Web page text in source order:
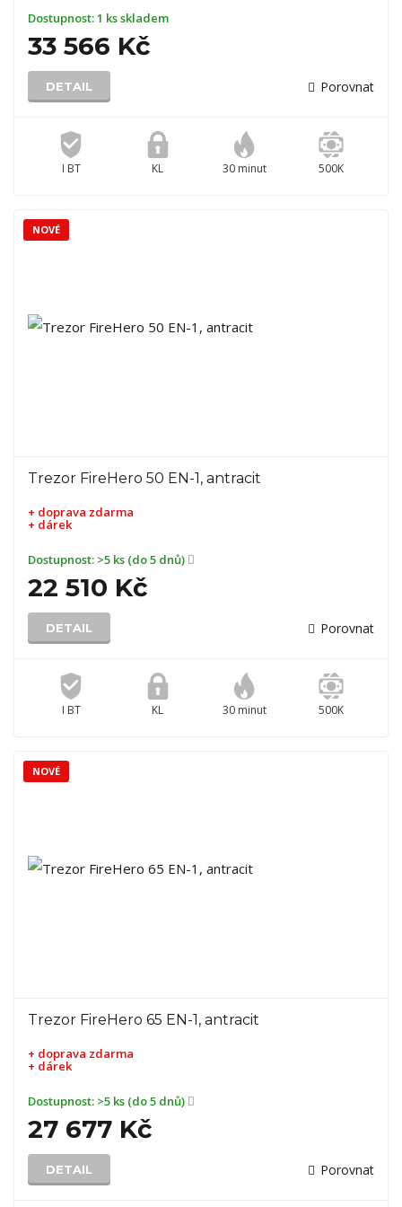
Dostupnost:1 ks skladem
33 566 Kč
DETAIL Porovnat
I BT KL 30 minut 500K
Trezor FireHero 50 EN-1, antracit
+ doprava zdarma
+ dárek
Dostupnost: >5 ks (do 5 dnů)
22 510 Kč
DETAIL Porovnat
I BT KL 30 minut 500K
NOVÉ
Trezor FireHero 65 EN-1, antracit
+ doprava zdarma
+ dárek
Dostupnost: >5 ks (do 5 dnů)
27 677 Kč
DETAIL Porovnat
NOVÉ